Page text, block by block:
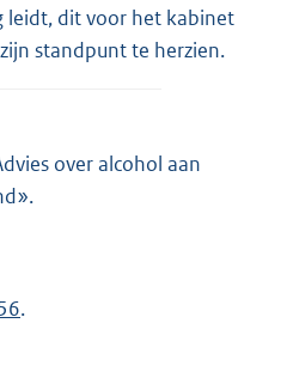
leidt, dit voor het kabinet
standpunt te herzien.
over alcohol aan
.